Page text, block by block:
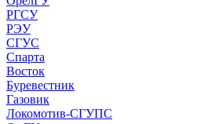
РГСУ
РЭУ
СГУС
Спарта
Восток
Буревестник
Газовик
Локомотив-СГУПС